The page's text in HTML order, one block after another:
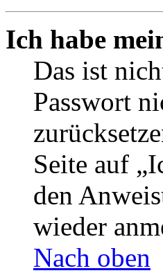
Ich habe
Das ist
Passwort
Seite auf
den
wieder
Nach oben